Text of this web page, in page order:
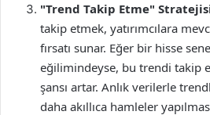
"Trend Takip Etme"
takip etmek, yatırımcılara
fırsatı sunar. Eğer bir hisse
eğilimindeyse, bu trendi takip
şansı artar. Anlık verilerle
daha akıllıca hamleler